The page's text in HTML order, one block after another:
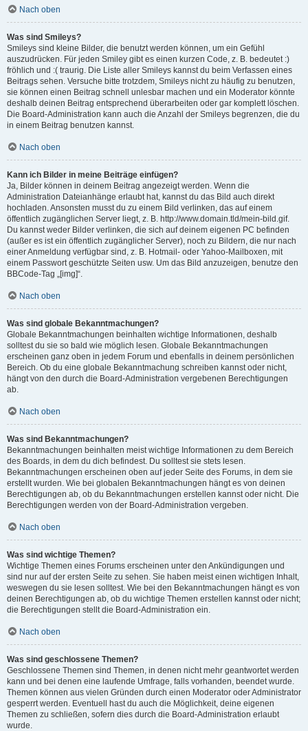
Nach oben
Was sind Smileys?
Smileys sind kleine Bilder, die benutzt werden können, um ein Gefühl
auszudrücken. Für jeden Smiley gibt es einen kurzen Code, z. B. bedeutet :)
fröhlich und :( traurig. Die Liste aller Smileys kannst du beim Verfassen eines
Beitrags sehen. Versuche bitte trotzdem, Smileys nicht zu häufig zu benutzen,
sie können einen Beitrag schnell unlesbar machen und ein Moderator könnte
deshalb deinen Beitrag entsprechend überarbeiten oder gar komplett löschen.
Die Board-Administration kann auch die Anzahl der Smileys begrenzen, die du
in einem Beitrag benutzen kannst.
Nach oben
Kann ich Bilder in meine Beiträge einfügen?
Ja, Bilder können in deinem Beitrag angezeigt werden. Wenn die
Administration Dateianhänge erlaubt hat, kannst du das Bild auch direkt
hochladen. Ansonsten musst du zu einem Bild verlinken, das auf einem
öffentlich zugänglichen Server liegt, z. B. http://www.domain.tld/mein-bild.gif.
Du kannst weder Bilder verlinken, die sich auf deinem eigenen PC befinden
(außer es ist ein öffentlich zugänglicher Server), noch zu Bildern, die nur nach
einer Anmeldung verfügbar sind, z. B. Hotmail- oder Yahoo-Mailboxen, mit
einem Passwort geschützte Seiten usw. Um das Bild anzuzeigen, benutze den
BBCode-Tag „[img]“.
Nach oben
Was sind globale Bekanntmachungen?
Globale Bekanntmachungen beinhalten wichtige Informationen, deshalb
solltest du sie so bald wie möglich lesen. Globale Bekanntmachungen
erscheinen ganz oben in jedem Forum und ebenfalls in deinem persönlichen
Bereich. Ob du eine globale Bekanntmachung schreiben kannst oder nicht,
hängt von den durch die Board-Administration vergebenen Berechtigungen
ab.
Nach oben
Was sind Bekanntmachungen?
Bekanntmachungen beinhalten meist wichtige Informationen zu dem Bereich
des Boards, in dem du dich befindest. Du solltest sie stets lesen.
Bekanntmachungen erscheinen oben auf jeder Seite des Forums, in dem sie
erstellt wurden. Wie bei globalen Bekanntmachungen hängt es von deinen
Berechtigungen ab, ob du Bekanntmachungen erstellen kannst oder nicht. Die
Berechtigungen werden von der Board-Administration vergeben.
Nach oben
Was sind wichtige Themen?
Wichtige Themen eines Forums erscheinen unter den Ankündigungen und
sind nur auf der ersten Seite zu sehen. Sie haben meist einen wichtigen Inhalt,
weswegen du sie lesen solltest. Wie bei den Bekanntmachungen hängt es von
deinen Berechtigungen ab, ob du wichtige Themen erstellen kannst oder nicht;
die Berechtigungen stellt die Board-Administration ein.
Nach oben
Was sind geschlossene Themen?
Geschlossene Themen sind Themen, in denen nicht mehr geantwortet werden
kann und bei denen eine laufende Umfrage, falls vorhanden, beendet wurde.
Themen können aus vielen Gründen durch einen Moderator oder Administrator
gesperrt werden. Eventuell hast du auch die Möglichkeit, deine eigenen
Themen zu schließen, sofern dies durch die Board-Administration erlaubt
wurde.